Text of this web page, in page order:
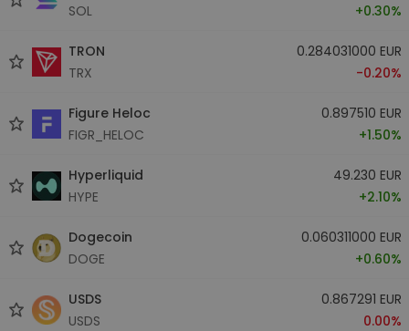
SOL
+0.30%
TRON
TRX
0.284031000 EUR
-0.20%
Figure Heloc
FIGR_HELOC
0.897510 EUR
+1.50%
Hyperliquid
HYPE
49.230 EUR
+2.10%
Dogecoin
DOGE
0.060311000 EUR
+0.60%
USDS
USDS
0.867291 EUR
0.00%